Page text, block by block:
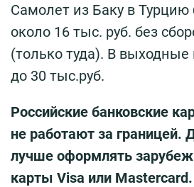
Самолет из Баку в Турцию
около 16 тыс. руб. без
(только туда). В
до 30 тыс.руб.
Российские банковские
не работают за границей.
лучше оформлять
карты Visa или Mastercard.